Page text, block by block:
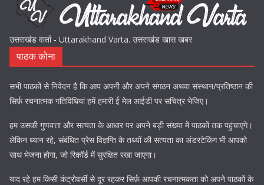
उत्तराखंड वार्ता - Uttarakhand Varta. उत्तराखंड खास खबर
पाठक कोना
सभी पाठकों से निवेदन है कि आप अपनी और अपने संगठन अथवा संस्थान/प्रतिष्ठान की
सिर्फ़ रचनात्मक गतिविधियां हमें हमारी ई मेल आईडी पर सचित्र भेजिए।
हम उसकी गुणवत्ता और सत्यता के आधार पर अपने बड़ी संख्या में पाठकों तक पहुंचाएंगे।
लेकिन ध्यान रहे, संबंधित प्रेस विज्ञप्ति के तथ्यों की सत्यता का अंडरटेकिंग भी आपको
साथ भेजना होगा, जो रिकॉर्ड में सुरक्षित रखा जाएगा।
याद रहे हम किसी कंट्रोवर्सी से दूर रहकर सिर्फ़ आपकी रचनात्मकता को अपने पाठकों के